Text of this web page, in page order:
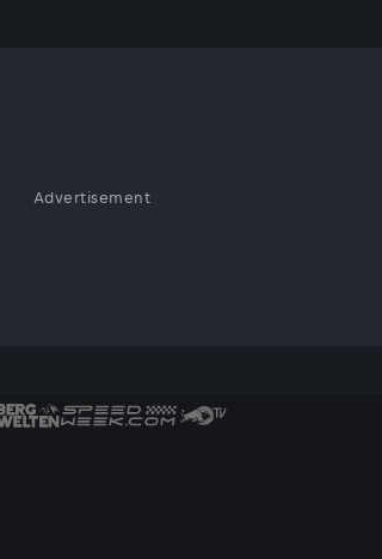
Advertisement